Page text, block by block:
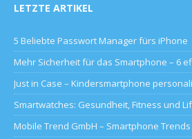
LETZTE ARTIKEL
5 Beliebte Passwort Manager fürs iPhone
Mehr Sicherheit für das Smartphone – 6
Just in Case – Kindersmartphone
Smartwatches: Gesundheit, Fitness und
Mobile Trend GmbH – Smartphone